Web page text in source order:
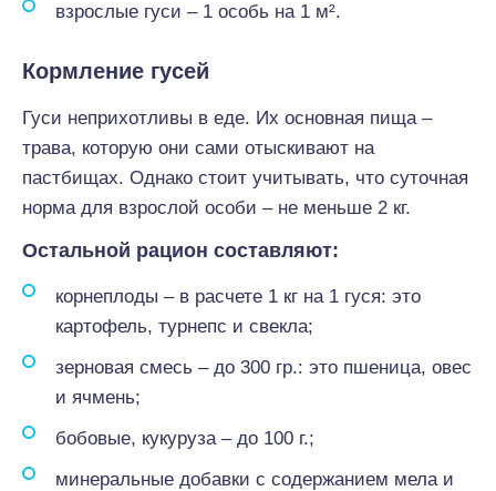
взрослые гуси – 1 особь на 1 м².
Кормление гусей
Гуси неприхотливы в еде. Их основная пища –
трава, которую они сами отыскивают на
пастбищах. Однако стоит учитывать, что суточная
норма для взрослой особи – не меньше 2 кг.
Остальной рацион составляют:
корнеплоды – в расчете 1 кг на 1 гуся: это
картофель, турнепс и свекла;
зерновая смесь – до 300 гр.: это пшеница, овес
и ячмень;
бобовые, кукуруза – до 100 г.;
минеральные добавки с содержанием мела и